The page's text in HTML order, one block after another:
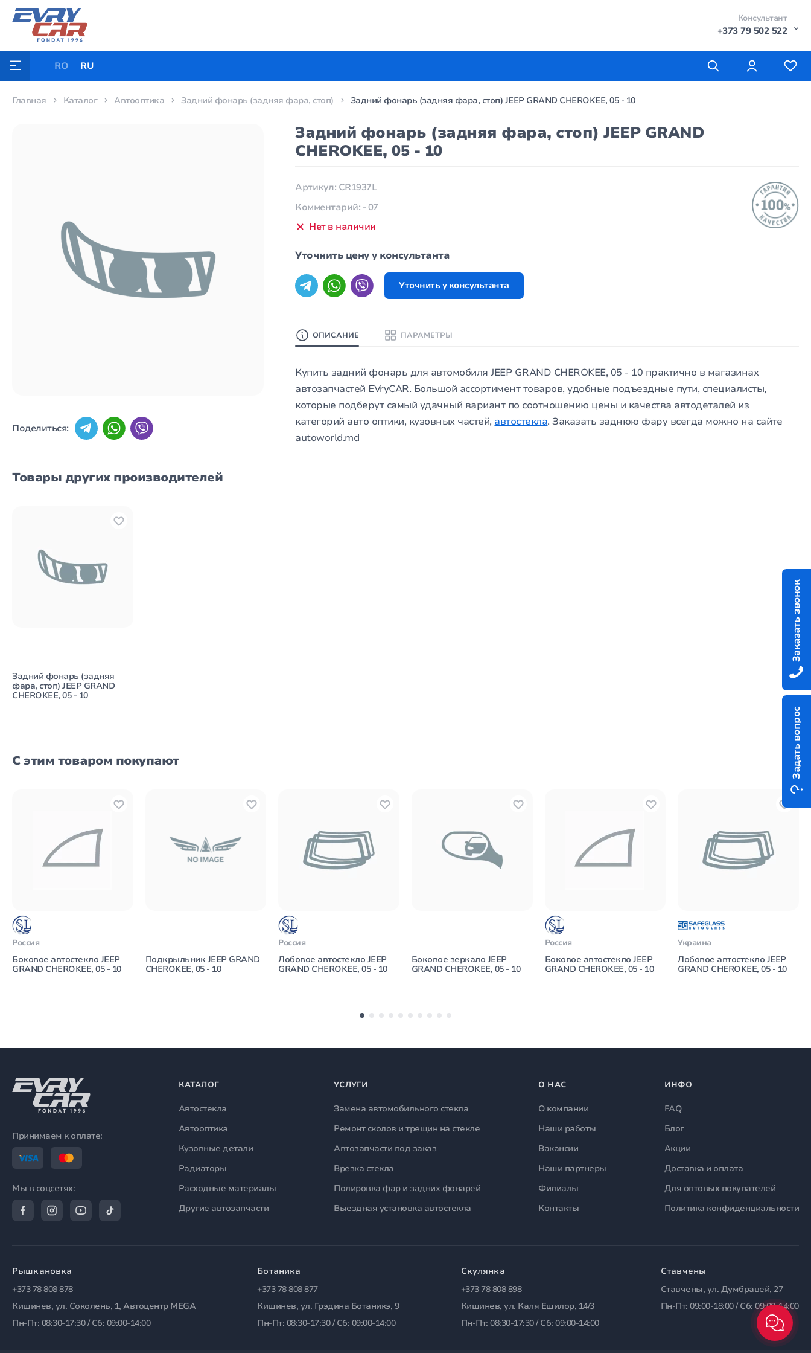
Консультант
+373 79 502 522
RO RU
Главная Каталог Автооптика Задний фонарь (задняя фара, стоп) Задний фонарь (задняя фара, стоп) JEEP GRAND CHEROKEE, 05 - 10
Поделиться:
Задний фонарь (задняя фара, стоп) JEEP GRAND
CHEROKEE, 05 - 10
Артикул: CR1937L
Комментарий: - 07
Нет в наличии
Уточнить цену у консультанта
Уточнить у консультанта
ОПИСАНИЕ ПАРАМЕТРЫ
Купить задний фонарь для автомобиля JEEP GRAND CHEROKEE, 05 - 10 практично в магазинах
автозапчастей EVryCAR. Большой ассортимент товаров, удобные подъездные пути, специалисты,
которые подберут самый удачный вариант по соотношению цены и качества автодеталей из
категорий авто оптики, кузовных частей, автостекла. Заказать заднюю фару всегда можно на сайте
autoworld.md
Товары других производителей
Задний фонарь (задняя
фара, стоп) JEEP GRAND
CHEROKEE, 05 - 10
С этим товаром покупают
Россия
Боковое автостекло JEEP
GRAND CHEROKEE, 05 - 10
Подкрыльник JEEP GRAND
CHEROKEE, 05 - 10
Россия
Лобовое автостекло JEEP
GRAND CHEROKEE, 05 - 10
Боковое зеркало JEEP
GRAND CHEROKEE, 05 - 10
Россия
Боковое автостекло JEEP
GRAND CHEROKEE, 05 - 10
Украина
Лобовое автостекло JEEP
GRAND CHEROKEE, 05 - 10
Задать вопрос
Заказать звонок
Принимаем к оплате:
Мы в соцсетях:
КАТАЛОГ
Автостекла
Автооптика
Кузовные детали
Радиаторы
Расходные материалы
Другие автозапчасти
УСЛУГИ
Замена автомобильного стекла
Ремонт сколов и трещин на стекле
Автозапчасти под заказ
Врезка стекла
Полировка фар и задних фонарей
Выездная установка автостекла
О НАС
О компании
Наши работы
Вакансии
Наши партнеры
Филиалы
Контакты
ИНФО
FAQ
Блог
Акции
Доставка и оплата
Для оптовых покупателей
Политика конфиденциальности
Рышкановка
+373 78 808 878
Кишинев, ул. Соколень, 1, Автоцентр MEGA
Пн-Пт: 08:30-17:30 / Сб: 09:00-14:00
Ботаника
+373 78 808 877
Кишинев, ул. Грэдина Ботаникэ, 9
Пн-Пт: 08:30-17:30 / Сб: 09:00-14:00
Скулянка
+373 78 808 898
Кишинев, ул. Каля Ешилор, 14/3
Пн-Пт: 08:30-17:30 / Сб: 09:00-14:00
Ставчены
Ставчены, ул. Думбравей, 27
Пн-Пт: 09:00-18:00 / Сб: 09:00-14:00